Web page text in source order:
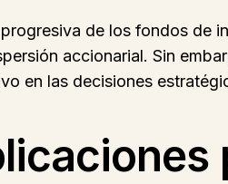
de los fondos de
accionarial. Sin
en las decisiones